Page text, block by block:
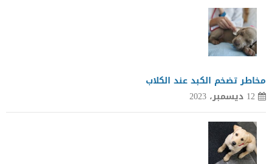
مخاطر تضخم الكبد عند الكلاب
12 ديسمبر، 2023